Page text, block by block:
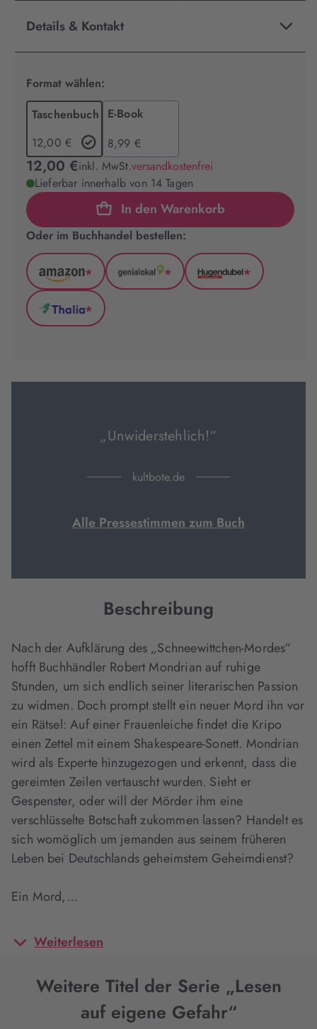
Details & Kontakt
Format wählen:
Taschenbuch
12,00 €
E-Book
8,99 €
12,00 €inkl. MwSt.versandkostenfrei
Lieferbar innerhalb von 14 Tagen
In den Warenkorb
Oder im Buchhandel bestellen:
Amazon
(wird
in
neuem
*
GenialLokal
*
Hugendubel
*
Thalia
Tab
*
„Unwiderstehlich!“
kultbote.de
Alle Pressestimmen zum Buch
Beschreibung
Nach der Aufklärung des „Schneewittchen-Mordes“
hofft Buchhändler Robert Mondrian auf ruhige
Stunden, um sich endlich seiner literarischen Passion
zu widmen. Doch prompt stellt ein neuer Mord ihn vor
ein Rätsel: Auf einer Frauenleiche findet die Kripo
einen Zettel mit einem Shakespeare-Sonett. Mondrian
wird als Experte hinzugezogen und erkennt, dass die
gereimten Zeilen vertauscht wurden. Sieht er
Gespenster, oder will der Mörder ihm eine
verschlüsselte Botschaft zukommen lassen? Handelt es
sich womöglich um jemanden aus seinem früheren
Leben bei Deutschlands geheimstem Geheimdienst?
Ein Mord,…
Weiterlesen
Weitere Titel der Serie „Lesen
auf eigene Gefahr“